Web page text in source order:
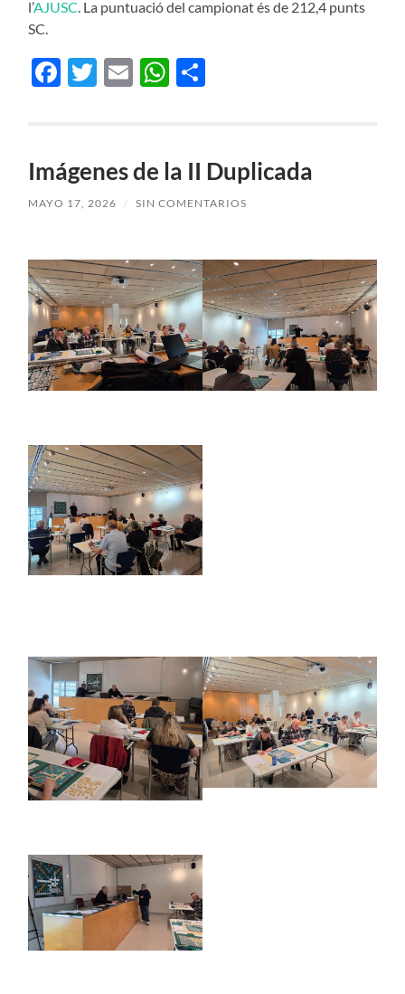
l’AJUSC. La puntuació del campionat és de 212,4 punts
SC.
Facebook
Twitter
EmailWhatsApp
Imágenes de la II Duplicada
MAYO 17, 2026 / SIN COMENTARIOS